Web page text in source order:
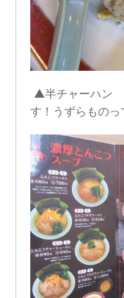
▲半チャーハン
す！うずらものっ